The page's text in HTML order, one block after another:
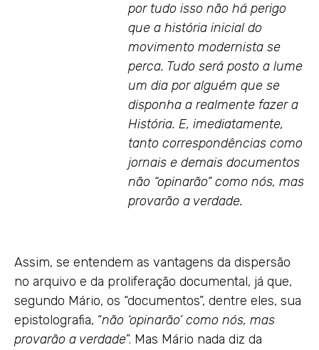
por tudo isso não há perigo
que a história inicial do
movimento modernista se
perca. Tudo será posto a lume
um dia por alguém que se
disponha a realmente fazer a
História. E, imediatamente,
tanto correspondências como
jornais e demais documentos
não “opinarão” como nós, mas
provarão a verdade.
Assim, se entendem as vantagens da dispersão
no arquivo e da proliferação documental, já que,
segundo Mário, os “documentos”, dentre eles, sua
epistolografia, “não ‘opinarão’ como nós, mas
provarão a verdade”. Mas Mário nada diz da